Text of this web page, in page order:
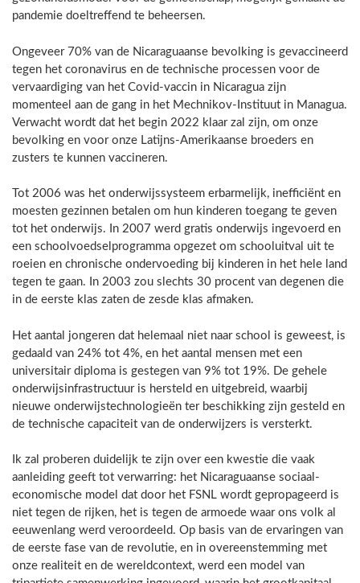
pandemie doeltreffend te beheersen.
Ongeveer 70% van de Nicaraguaanse bevolking is gevaccineerd
tegen het coronavirus en de technische processen voor de
vervaardiging van het Covid-vaccin in Nicaragua zijn
momenteel aan de gang in het Mechnikov-Instituut in Managua.
Verwacht wordt dat het begin 2022 klaar zal zijn, om onze
bevolking en voor onze Latijns-Amerikaanse broeders en
zusters te kunnen vaccineren.
Tot 2006 was het onderwijssysteem erbarmelijk, inefficiënt en
moesten gezinnen betalen om hun kinderen toegang te geven
tot het onderwijs. In 2007 werd gratis onderwijs ingevoerd en
een schoolvoedselprogramma opgezet om schooluitval uit te
roeien en chronische ondervoeding bij kinderen in het hele land
tegen te gaan. In 2003 zou slechts 30 procent van degenen die
in de eerste klas zaten de zesde klas afmaken.
Het aantal jongeren dat helemaal niet naar school is geweest, is
gedaald van 24% tot 4%, en het aantal mensen met een
universitair diploma is gestegen van 9% tot 19%. De gehele
onderwijsinfrastructuur is hersteld en uitgebreid, waarbij
nieuwe onderwijstechnologieën ter beschikking zijn gesteld en
de technische capaciteit van de onderwijzers is versterkt.
Ik zal proberen duidelijk te zijn over een kwestie die vaak
aanleiding geeft tot verwarring: het Nicaraguaanse sociaal-
economische model dat door het FSNL wordt gepropageerd is
niet tegen de rijken, het is tegen de armoede waar ons volk al
eeuwenlang werd veroordeeld. Op basis van de ervaringen van
de eerste fase van de revolutie, en in overeenstemming met
onze realiteit en de wereldcontext, werd een model van